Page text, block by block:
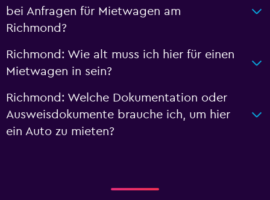
bei Anfragen für Mietwagen am
Richmond?
Richmond: Wie alt muss ich hier für einen
Mietwagen in sein?
Richmond: Welche Dokumentation oder
Ausweisdokumente brauche ich, um hier
ein Auto zu mieten?